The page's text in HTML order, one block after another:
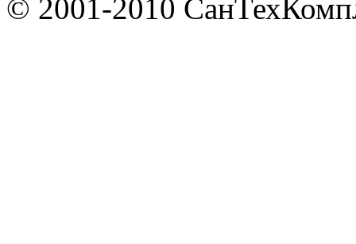
© 2001-2010